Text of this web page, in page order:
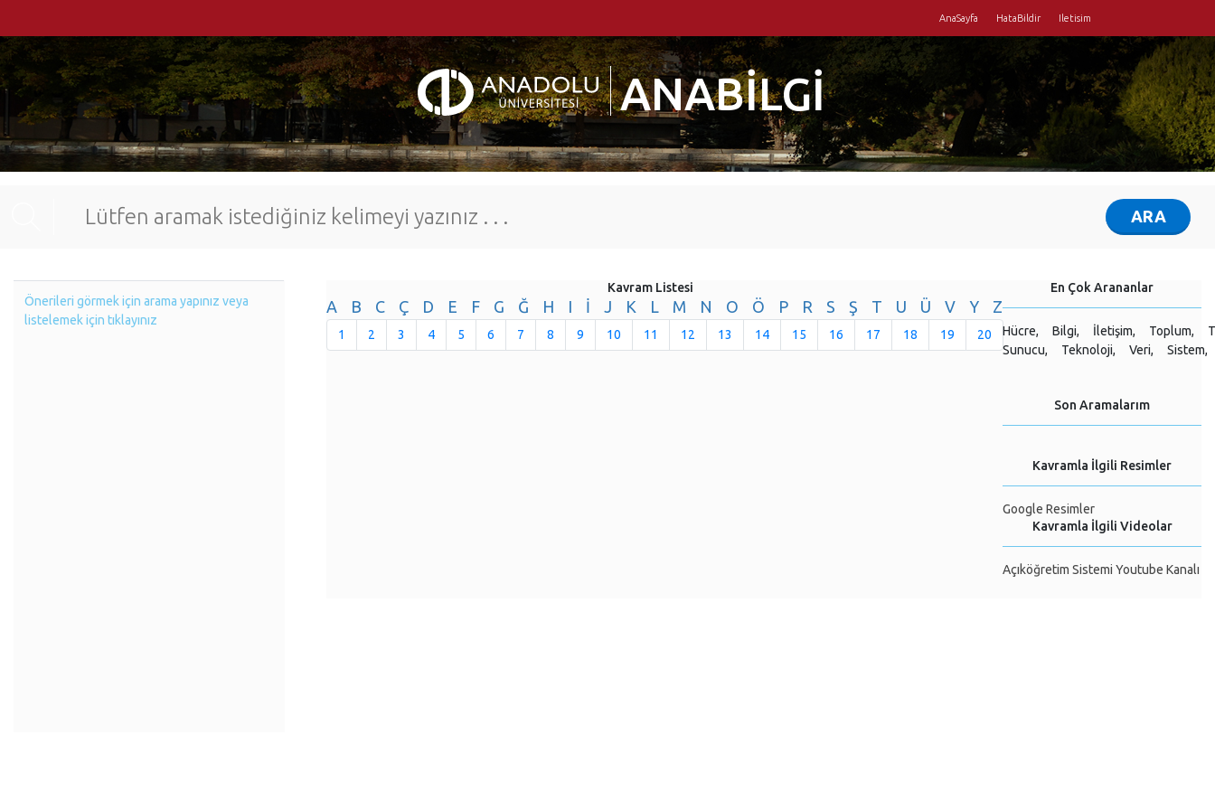
AnaSayfa HataBildir Iletisim
ANABİLGİ
Kavram Listesi
A B C Ç D E F G Ğ H I İ J K L M N O Ö P R S Ş T U Ü V Y Z
1 2 3 4 5 6 7 8 9 10 11 12 13 14 15 16 17 18 19 20
En Çok Arananlar
Hücre, Bilgi, İletişim, Toplum,
Sunucu,
Teknoloji, Veri, Sistem,
Son Aramalarım
Kavramla İlgili Resimler
Google Resimler
Kavramla İlgili Videolar
Açıköğretim Sistemi Youtube Kanalı
Önerileri görmek için arama yapınız veya
listelemek için tıklayınız